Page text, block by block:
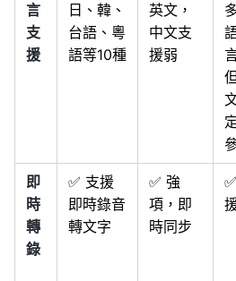
言
支
援
日、韓、
台語、粵
語等10種
英文，
中文支
援弱
即
時
轉
錄
✅ 支援
即時錄音
轉文字
✅ 強
項，即
時同步